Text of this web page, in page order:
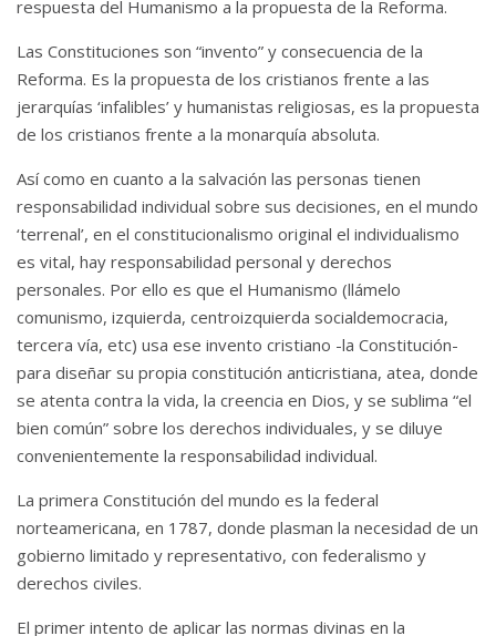
respuesta del Humanismo a la propuesta de la Reforma.
Las Constituciones son “invento” y consecuencia de la
Reforma. Es la propuesta de los cristianos frente a las
jerarquías ‘infalibles’ y humanistas religiosas, es la propuesta
de los cristianos frente a la monarquía absoluta.
Así como en cuanto a la salvación las personas tienen
responsabilidad individual sobre sus decisiones, en el mundo
‘terrenal’, en el constitucionalismo original el individualismo
es vital, hay responsabilidad personal y derechos
personales. Por ello es que el Humanismo (llámelo
comunismo, izquierda, centroizquierda socialdemocracia,
tercera vía, etc) usa ese invento cristiano -la Constitución-
para diseñar su propia constitución anticristiana, atea, donde
se atenta contra la vida, la creencia en Dios, y se sublima “el
bien común” sobre los derechos individuales, y se diluye
convenientemente la responsabilidad individual.
La primera Constitución del mundo es la federal
norteamericana, en 1787, donde plasman la necesidad de un
gobierno limitado y representativo, con federalismo y
derechos civiles.
El primer intento de aplicar las normas divinas en la